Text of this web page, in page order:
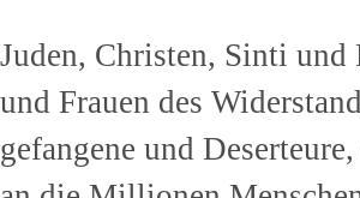
Juden, Christen, Sinti
und Frauen des
gefangene und